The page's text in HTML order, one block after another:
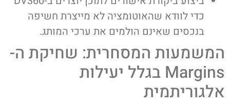
כדי לוודא שהאוטומציה לא מייצרת חשיפה
בנכסים שאינם הולמים את ערכי המותג.
המשמעות המסחרית: שחיקת ה-
Margins בגלל יעילות
אלגוריתמית